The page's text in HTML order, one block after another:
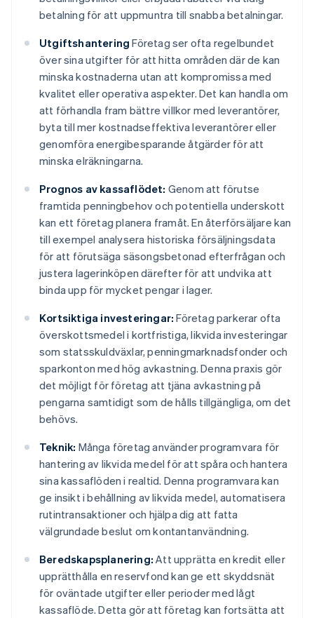
betalning för att uppmuntra till snabba betalningar.
Utgiftshantering Företag ser ofta regelbundet
över sina utgifter för att hitta områden där de kan
minska kostnaderna utan att kompromissa med
kvalitet eller operativa aspekter. Det kan handla om
att förhandla fram bättre villkor med leverantörer,
byta till mer kostnadseffektiva leverantörer eller
genomföra energibesparande åtgärder för att
minska elräkningarna.
Prognos av kassaflödet: Genom att förutse
framtida penningbehov och potentiella underskott
kan ett företag planera framåt. En återförsäljare kan
till exempel analysera historiska försäljningsdata
för att förutsäga säsongsbetonad efterfrågan och
justera lagerinköpen därefter för att undvika att
binda upp för mycket pengar i lager.
Kortsiktiga investeringar: Företag parkerar ofta
överskottsmedel i kortfristiga, likvida investeringar
som statsskuldväxlar, penningmarknadsfonder och
sparkonton med hög avkastning. Denna praxis gör
det möjligt för företag att tjäna avkastning på
pengarna samtidigt som de hålls tillgängliga, om det
behövs.
Teknik: Många företag använder programvara för
hantering av likvida medel för att spåra och hantera
sina kassaflöden i realtid. Denna programvara kan
ge insikt i behållning av likvida medel, automatisera
rutintransaktioner och hjälpa dig att fatta
välgrundade beslut om kontantanvändning.
Beredskapsplanering: Att upprätta en kredit eller
upprätthålla en reservfond kan ge ett skyddsnät
för oväntade utgifter eller perioder med lågt
kassaflöde. Detta gör att företag kan fortsätta att